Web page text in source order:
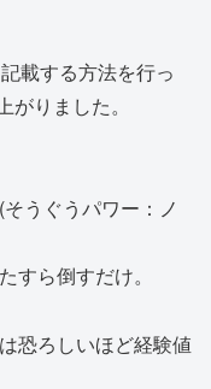
載する方法を行っ
りました。
うぐうパワー：ノ
すら倒すだけ。
恐ろしいほど経験値